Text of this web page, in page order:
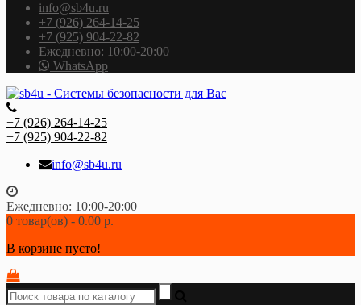
info@sb4u.ru
+7 (926) 264-14-25
+7 (925) 904-22-82
Ежедневно: 10:00-20:00
WhatsApp
+7 (926) 264-14-25
+7 (925) 904-22-82
info@sb4u.ru
Ежедневно: 10:00-20:00
0 товар(ов) - 0.00 р.
В корзине пусто!